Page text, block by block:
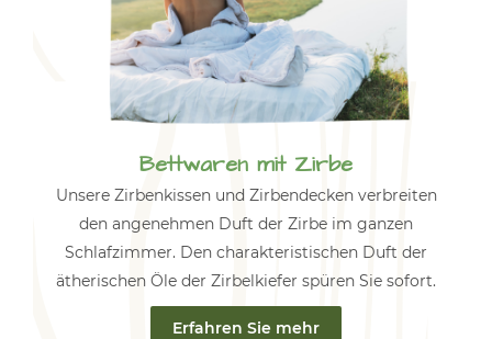
Bettwaren mit Zirbe
Unsere Zirbenkissen und Zirbendecken verbreiten
den angenehmen Duft der Zirbe im ganzen
Schlafzimmer. Den charakteristischen Duft der
ätherischen Öle der Zirbelkiefer spüren Sie sofort.
Erfahren Sie mehr